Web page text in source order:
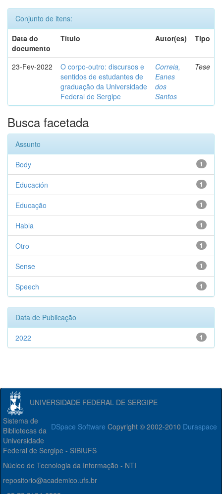
Conjunto de itens:
Data do
documento
Título Autor(es) Tipo
23-Fev-2022
O corpo-outro: discursos e
sentidos de estudantes de
graduação da Universidade
Federal de Sergipe
Correia,
Eanes
dos
Santos
Tese
Busca facetada
Assunto
1
Body
1
Educación
1
Educação
1
Habla
1
Otro
1
Sense
1
Speech
Data de Publicação
1
2022
UNIVERSIDADE FEDERAL DE SERGIPE
DSpace Software Copyright © 2002-2010 Duraspace
Sistema de
Bibliotecas da
Universidade
Federal de Sergipe - SIBIUFS
Núcleo de Tecnologia da Informação - NTI
repositorio@academico.ufs.br